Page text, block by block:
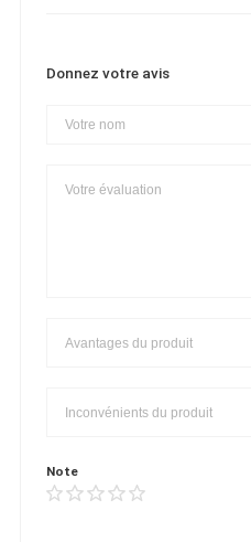
Donnez votre avis
Note